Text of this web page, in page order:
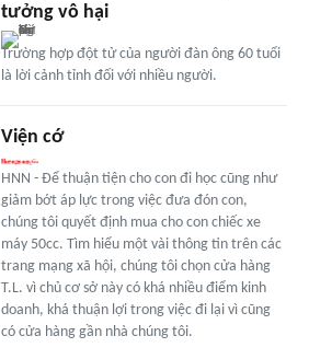
tưởng vô hại
Trường hợp đột tử của người đàn ông 60 tuổi
là lời cảnh tỉnh đối với nhiều người.
Viện cớ
HNN - Để thuận tiện cho con đi học cũng như
giảm bớt áp lực trong việc đưa đón con,
chúng tôi quyết định mua cho con chiếc xe
máy 50cc. Tìm hiểu một vài thông tin trên các
trang mạng xã hội, chúng tôi chọn cửa hàng
T.L. vì chủ cơ sở này có khá nhiều điểm kinh
doanh, khá thuận lợi trong việc đi lại vì cũng
có cửa hàng gần nhà chúng tôi.